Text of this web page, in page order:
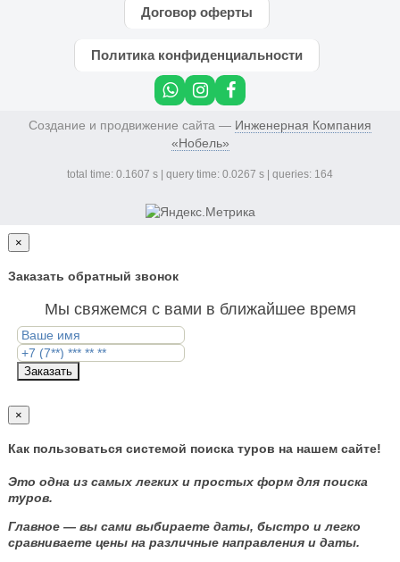
Договор оферты
Политика конфиденциальности
Создание и продвижение сайта — Инженерная Компания
«Нобель»
total time: 0.1607 s | query time: 0.0267 s | queries: 164
×
Заказать обратный звонок
Мы свяжемся с вами в ближайшее время
Заказать
×
Как пользоваться системой поиска туров на нашем сайте!
Это одна из самых легких и простых форм для поиска
туров.
Главное — вы сами выбираете даты, быстро и легко
сравниваете цены на различные направления и даты.